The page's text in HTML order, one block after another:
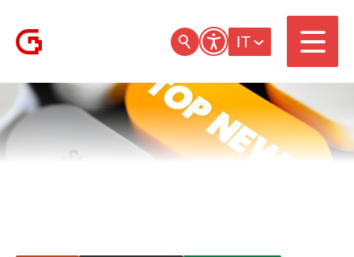
IT